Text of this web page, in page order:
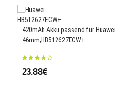
420mAh Akku passend für
46mm,HB512627ECW+
23.88€